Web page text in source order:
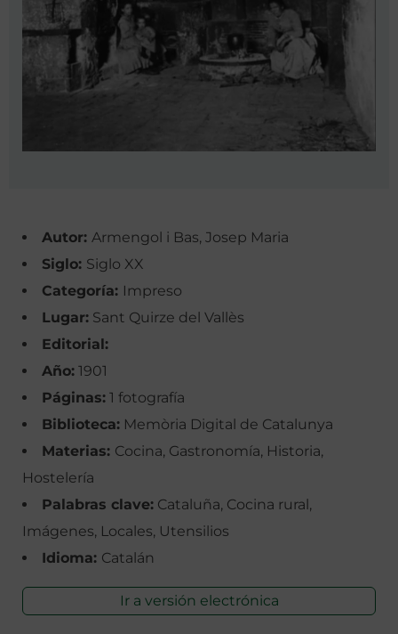
Autor: Armengol i Bas, Josep Maria
Siglo: Siglo XX
Categoría: Impreso
Lugar: Sant Quirze del Vallès
Editorial:
Año: 1901
Páginas: 1 fotografía
Biblioteca: Memòria Digital de Catalunya
Materias: Cocina, Gastronomía, Historia,
Hostelería
Palabras clave: Cataluña, Cocina rural,
Imágenes, Locales, Utensilios
Idioma: Catalán
Ir a versión electrónica